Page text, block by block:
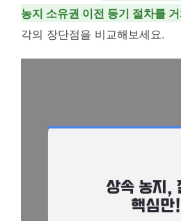
농지 소유권 이전 등기 절차를
각의 장단점을 비교해보세요.